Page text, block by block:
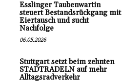
Esslinger Taubenwartin
steuert Bestandsrückgang mit
Eiertausch und sucht
Nachfolge
06.05.2026
Stuttgart setzt beim zehnten
STADTRADELN auf mehr
Alltagsradverkehr